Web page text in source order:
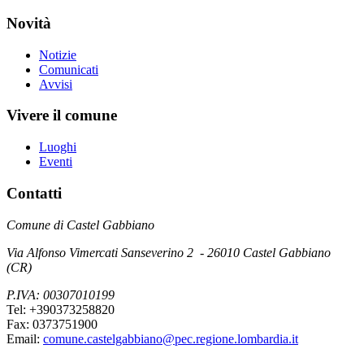
Novità
Notizie
Comunicati
Avvisi
Vivere il comune
Luoghi
Eventi
Contatti
Comune di Castel Gabbiano
Via Alfonso Vimercati Sanseverino 2 - 26010 Castel Gabbiano
(CR)
P.IVA: 00307010199
Tel: +390373258820
Fax: 0373751900
Email: comune.castelgabbiano@pec.regione.lombardia.it